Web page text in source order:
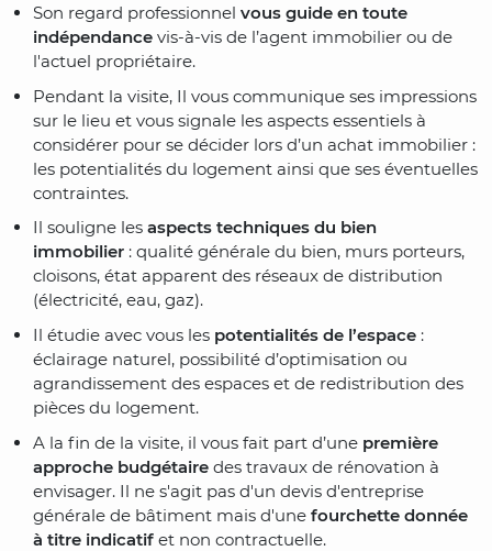
Son regard professionnel vous guide en toute
indépendance vis-à-vis de l’agent immobilier ou de
l'actuel propriétaire.
Pendant la visite, Il vous communique ses impressions
sur le lieu et vous signale les aspects essentiels à
considérer pour se décider lors d’un achat immobilier :
les potentialités du logement ainsi que ses éventuelles
contraintes.
Il souligne les aspects techniques du bien
immobilier : qualité générale du bien, murs porteurs,
cloisons, état apparent des réseaux de distribution
(électricité, eau, gaz).
Il étudie avec vous les potentialités de l’espace :
éclairage naturel, possibilité d’optimisation ou
agrandissement des espaces et de redistribution des
pièces du logement.
A la fin de la visite, il vous fait part d’une première
approche budgétaire des travaux de rénovation à
envisager. Il ne s'agit pas d'un devis d'entreprise
générale de bâtiment mais d'une fourchette donnée
à titre indicatif et non contractuelle.